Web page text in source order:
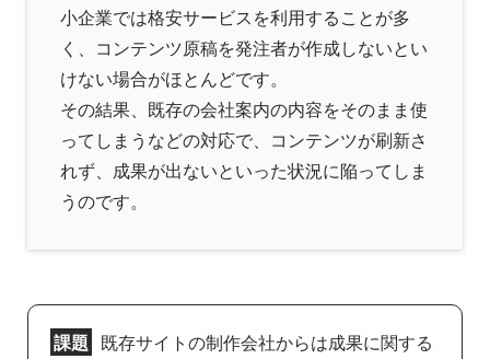
小企業では格安サービスを利用することが多
く、コンテンツ原稿を発注者が作成しないとい
けない場合がほとんどです。
その結果、既存の会社案内の内容をそのまま使
ってしまうなどの対応で、コンテンツが刷新さ
れず、成果が出ないといった状況に陥ってしま
うのです。
課題 既存サイトの制作会社からは成果に関する